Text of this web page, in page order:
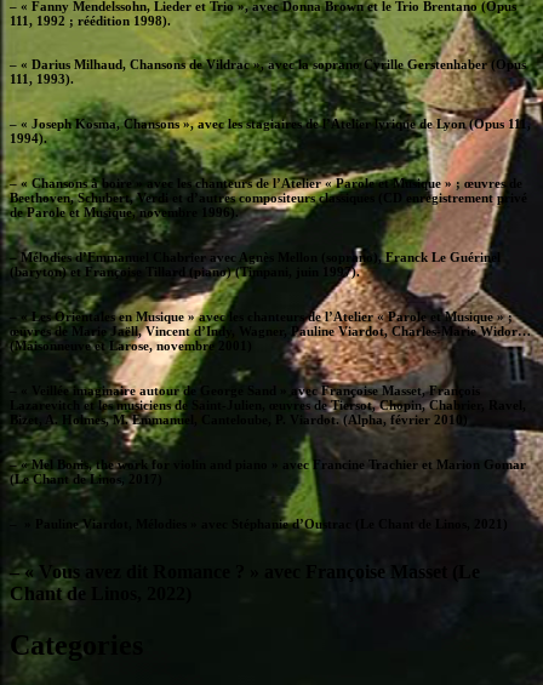
– « Fanny Mendelssohn, Lieder et Trio », avec Donna Brown et le Trio Brentano (Opus
111, 1992 ; réédition 1998).
– « Darius Milhaud, Chansons de Vildrac », avec la soprano Cyrille Gerstenhaber (Opus
111, 1993).
– « Joseph Kosma, Chansons », avec les stagiaires de l’Atelier lyrique de Lyon (Opus 111,
1994).
– « Chansons à boire » avec les chanteurs de l’Atelier « Parole et Musique » ; œuvres de
Beethoven, Schubert, Verdi et d’autres compositeurs classiques (CD enregistrement privé
de Parole et Musique, novembre 1996).
– Mélodies d’Emmanuel Chabrier avec Agnès Mellon (soprano), Franck Le Guérinel
(baryton) et Françoise Tillard (piano) (Timpani, juin 1997).
– « Les Orientales en Musique » avec les chanteurs de l’Atelier « Parole et Musique » ;
œuvres de Marie Jaëll, Vincent d’Indy, Wagner, Pauline Viardot, Charles-Marie Widor…
(Maisonneuve et Larose, novembre 2001)
– « Veillée imaginaire autour de George Sand » avec Françoise Masset, François
Lazarevitch et les musiciens de Saint-Julien, œuvres de Tiersot, Chopin, Chabrier, Ravel,
Bizet, A. Holmes, M. Emmanuel, Canteloube, P. Viardot. (Alpha, février 2010)
– « Mel Bonis, the work for violin and piano » avec Francine Trachier et Marion Gomar
(Le Chant de Linos, 2017)
– » Pauline Viardot, Mélodies » avec Stéphanie d’Oustrac (Le Chant de Linos, 2021)
– « Vous avez dit Romance ? » avec Françoise Masset (Le
Chant de Linos, 2022)
Categories